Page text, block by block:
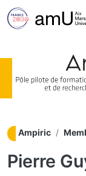
Ampiric
Pierre